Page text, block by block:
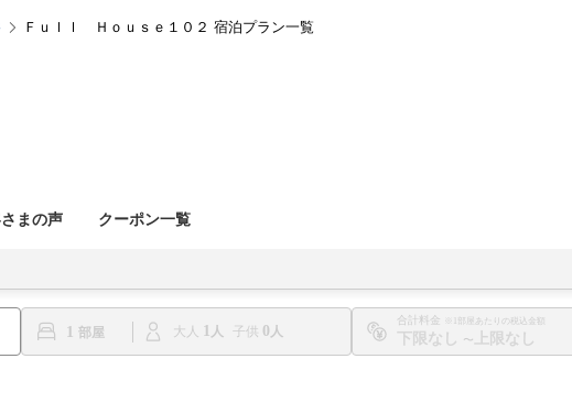
Ｆｕｌｌ Ｈｏｕｓｅ１０２ 宿泊プラン一覧
まの声 クーポン一覧
1 大人 1 子供 0
合計料金 ※1部屋あたりの税込金額
〜